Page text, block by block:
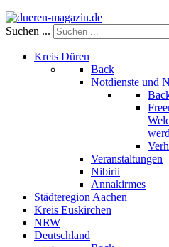
Suchen ...
Kreis Düren
Back
Notdienste und
Veranstaltungen
Nibirii
Annakirmes
Städteregion Aachen
Kreis Euskirchen
NRW
Deutschland